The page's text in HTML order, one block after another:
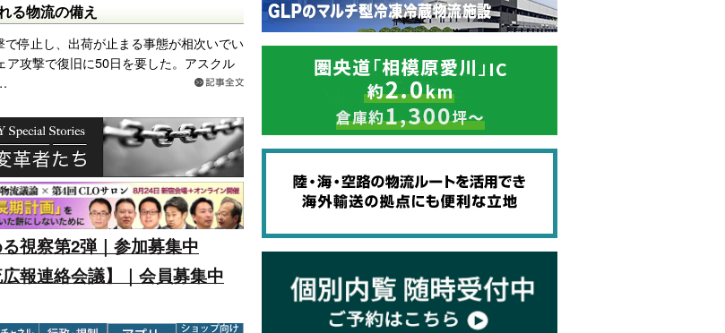
る物流の備え
停止し、出荷が止まる事態が相次いでい
攻撃で復旧に50日を要した。アスクル
視察第2弾｜参加募集中
報連絡会議】｜会員募集中